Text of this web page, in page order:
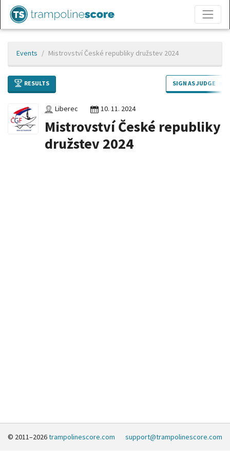
Events Mistrovství České republiky družstev 2024
RESULTS SIGN AS JUDGE
Liberec 10. 11. 2024
Mistrovství České republiky
družstev 2024
© 2011–2026trampolinescore.com support@trampolinescore.com